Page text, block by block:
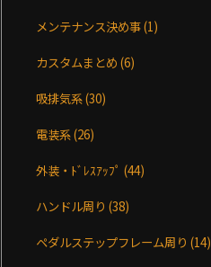
メンテナンス決め事(1)
カスタムまとめ(6)
吸排気系(30)
電装系(26)
外装・ﾄﾞﾚｽｱｯﾌﾟ(44)
ハンドル周り(38)
ペダルステップフレーム周り(14)